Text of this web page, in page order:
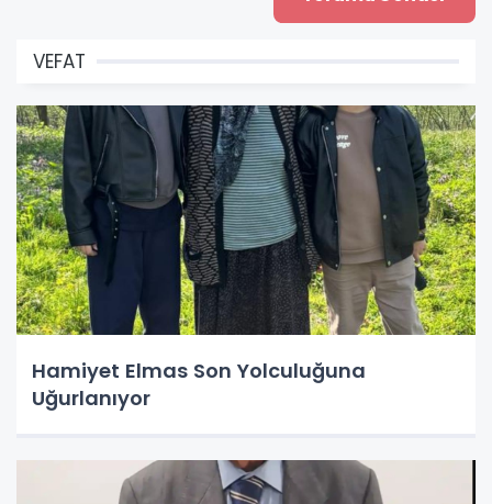
VEFAT
Hamiyet Elmas Son Yolculuğuna
Uğurlanıyor